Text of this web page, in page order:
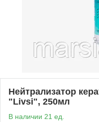
Нейтрализатор
"Livsi", 250мл
В наличии 21 ед.